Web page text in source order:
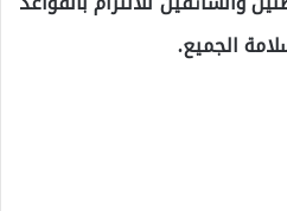
الجميع.